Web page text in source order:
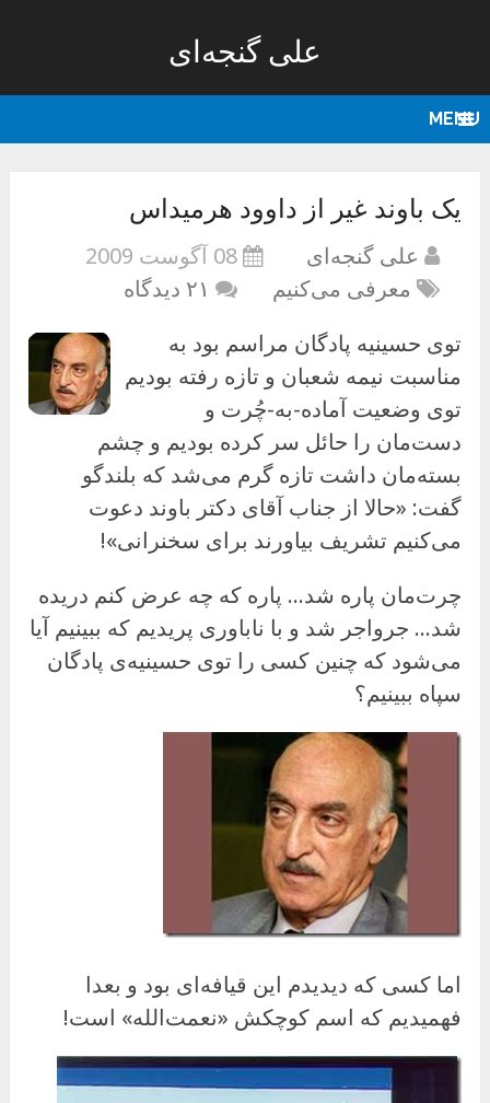
علی گنجه‌ای
MENU
یک باوند غیر از داوود هرمیداس
علی گنجه‌ای
08 آگوست 2009
معرفی می‌کنیم
۲۱ دیدگاه
توی حسینیه پادگان مراسم بود به
مناسبت نیمه شعبان و تازه رفته بودیم
توی وضعیت آماده-به-چُرت و
دست‌مان را حائل سر کرده بودیم و چشم‌
بسته‌مان داشت تازه گرم می‌شد که بلندگو
گفت: «حالا از جناب آقای دکتر باوند دعوت
می‌کنیم تشریف بیاورند برای سخنرانی»!
چرت‌مان پاره شد… پاره که چه عرض کنم دریده
شد… جرواجر شد و با ناباوری پریدیم که ببینیم آیا
می‌شود که چنین کسی را توی حسینیه‌ی پادگان
سپاه ببینیم؟
اما کسی که دیدیدم این قیافه‌ای بود و بعدا
فهمیدیم که اسم کوچکش «نعمت‌الله» است!